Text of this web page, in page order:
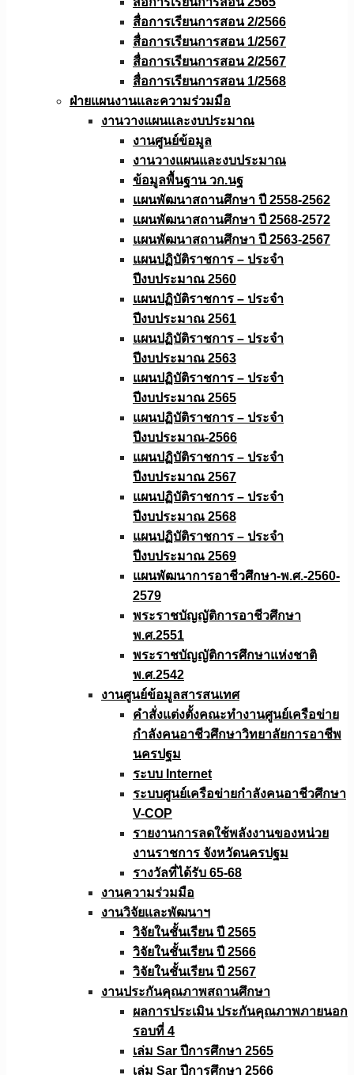
สื่อการเรียนการสอน 2/2566
สื่อการเรียนการสอน 1/2567
สื่อการเรียนการสอน 2/2567
สื่อการเรียนการสอน 1/2568
ฝ่ายแผนงานเเละความร่วมมือ
งานวางแผนเเละงบประมาณ
งานศูนย์ข้อมูล
งานวางแผนและงบประมาณ
ข้อมูลพื้นฐาน วก.นฐ
แผนพัฒนาสถานศึกษา ปี 2558-2562
แผนพัฒนาสถานศึกษา ปี 2568-2572
แผนพัฒนาสถานศึกษา ปี 2563-2567
แผนปฏิบัติราชการ – ประจำ
ปีงบประมาณ 2560
แผนปฏิบัติราชการ – ประจำ
ปีงบประมาณ 2561
แผนปฏิบัติราชการ – ประจำ
ปีงบประมาณ 2563
แผนปฏิบัติราชการ – ประจำ
ปีงบประมาณ 2565
แผนปฏิบัติราชการ – ประจำ
ปีงบประมาณ-2566
แผนปฏิบัติราชการ – ประจำ
ปีงบประมาณ 2567
แผนปฏิบัติราชการ – ประจำ
ปีงบประมาณ 2568
แผนปฏิบัติราชการ – ประจำ
ปีงบประมาณ 2569
แผนพัฒนาการอาชีวศึกษา-พ.ศ.-2560-
2579
พระราชบัญญัติการอาชีวศึกษา
พ.ศ.2551
พระราชบัญญัติการศึกษาแห่งชาติ
พ.ศ.2542
งานศูนย์ข้อมูลสารสนเทศ
คำสั่งแต่งตั้งคณะทำงานศูนย์เครือข่าย
กำลังคนอาชีวศึกษาวิทยาลัยการอาชีพ
นครปฐม
ระบบ Internet
ระบบศูนย์เครือข่ายกำลังคนอาชีวศึกษา
V-COP
รายงานการลดใช้พลังงานของหน่วย
งานราชการ จังหวัดนครปฐม
รางวัลที่ได้รับ 65-68
งานความร่วมมือ
งานวิจัยเเละพัฒนาฯ
วิจัยในชั้นเรียน ปี 2565
วิจัยในชั้นเรียน ปี 2566
วิจัยในชั้นเรียน ปี 2567
งานประกันคุณภาพสถานศึกษา
ผลการประเมิน ประกันคุณภาพภายนอก
รอบที่ 4
เล่ม Sar ปีการศึกษา 2565
เล่ม Sar ปีการศึกษา 2566